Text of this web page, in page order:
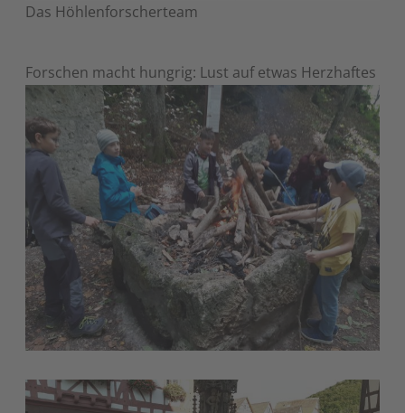
Das Höhlenforscherteam
Forschen macht hungrig: Lust auf etwas Herzhaftes